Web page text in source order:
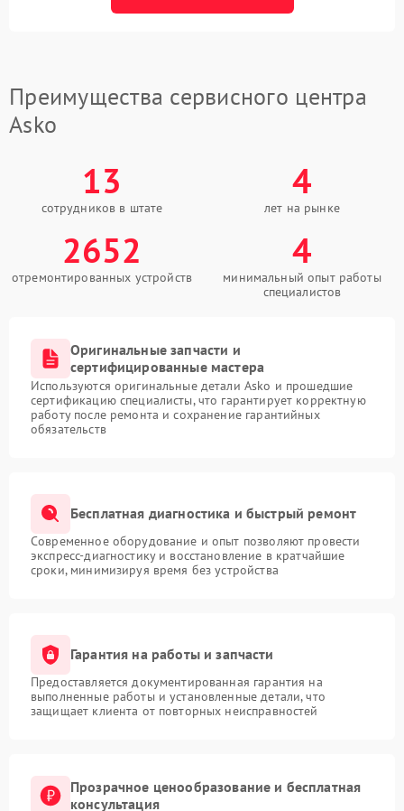
Преимущества сервисного центра
Asko
13
сотрудников в штате
4
лет на рынке
2652
отремонтированных устройств
4
минимальный опыт работы
специалистов
Оригинальные запчасти и
сертифицированные мастера
Используются оригинальные детали Asko и прошедшие
сертификацию специалисты, что гарантирует корректную
работу после ремонта и сохранение гарантийных
обязательств
Бесплатная диагностика и быстрый ремонт
Современное оборудование и опыт позволяют провести
экспресс-диагностику и восстановление в кратчайшие
сроки, минимизируя время без устройства
Гарантия на работы и запчасти
Предоставляется документированная гарантия на
выполненные работы и установленные детали, что
защищает клиента от повторных неисправностей
Прозрачное ценообразование и бесплатная
консультация